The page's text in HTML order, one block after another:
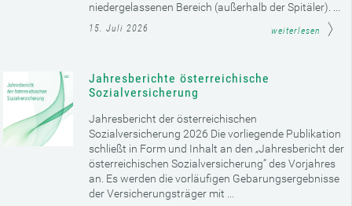
niedergelassenen Bereich (außerhalb der Spitäler). ...
15. Juli 2026 weiterlesen
Jahresberichte österreichische
Sozialversicherung
Jahresbericht der österreichischen
Sozialversicherung 2026 Die vorliegende Publikation
schließt in Form und Inhalt an den „Jahresbericht der
österreichischen Sozialversicherung“ des Vorjahres
an. Es werden die vorläufigen Gebarungsergebnisse
der Versicherungsträger mit ...